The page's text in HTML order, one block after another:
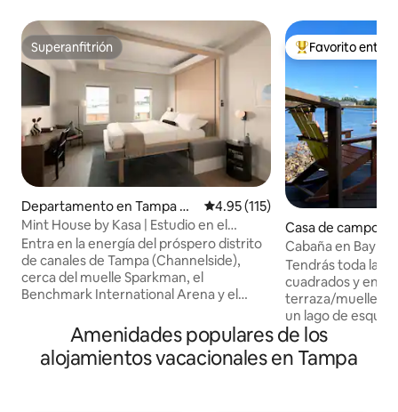
Superanfitrión
Superanfitrión
Departamento en Tampa Do
wntown
Calificación promedio: 4.95 de
4.95 (115)
Mint House by Kasa | Estudio en el
centro de Tampa
Entra en la energía del próspero distrito
de canales de Tampa (Channelside),
cerca del muelle Sparkman, el
Benchmark International Arena y el
de trabajo y estancias más largas,
encontrarás comodidad en nuestra
selección de suites de estilo
De los mejores
Favorito entre
Casa de campo
Cabaña en Bay
Tendrás toda la
cuadrados y
terraza/muelle,
un lago de esquí
Entrada con
privado. 1 cama
sofá cama
Amenidades populares de los
alojamientos vacacionales en Tampa